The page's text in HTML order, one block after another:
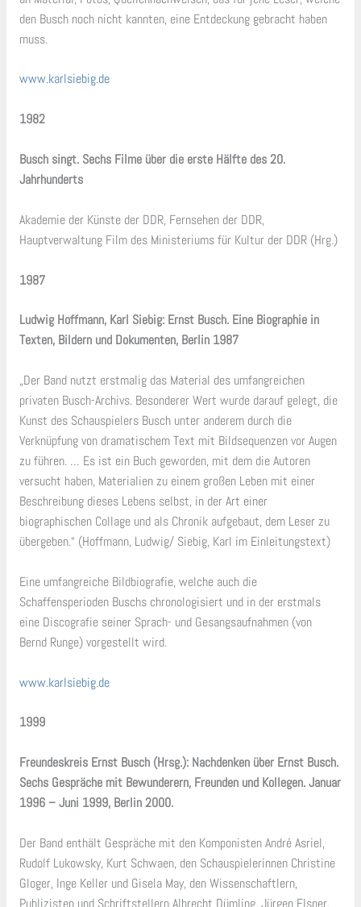
den Busch noch nicht kannten, eine Entdeckung gebracht haben
muss.
www.karlsiebig.de
1982
Busch singt. Sechs Filme über die erste Hälfte des 20.
Jahrhunderts
Akademie der Künste der DDR, Fernsehen der DDR,
Hauptverwaltung Film des Ministeriums für Kultur der DDR (Hrg.)
1987
Ludwig Hoffmann, Karl Siebig: Ernst Busch. Eine Biographie in
Texten, Bildern und Dokumenten, Berlin 1987
„Der Band nutzt erstmalig das Material des umfangreichen
privaten Busch-Archivs. Besonderer Wert wurde darauf gelegt, die
Kunst des Schauspielers Busch unter anderem durch die
Verknüpfung von dramatischem Text mit Bildsequenzen vor Augen
zu führen. … Es ist ein Buch geworden, mit dem die Autoren
versucht haben, Materialien zu einem großen Leben mit einer
Beschreibung dieses Lebens selbst, in der Art einer
biographischen Collage und als Chronik aufgebaut, dem Leser zu
übergeben.“ (Hoffmann, Ludwig/ Siebig, Karl im Einleitungstext)
Eine umfangreiche Bildbiografie, welche auch die
Schaffensperioden Buschs chronologisiert und in der erstmals
eine Discografie seiner Sprach- und Gesangsaufnahmen (von
Bernd Runge) vorgestellt wird.
www.karlsiebig.de
1999
Freundeskreis Ernst Busch (Hrsg.): Nachdenken über Ernst Busch.
Sechs Gespräche mit Bewunderern, Freunden und Kollegen. Januar
1996 – Juni 1999, Berlin 2000.
Der Band enthält Gespräche mit den Komponisten André Asriel,
Rudolf Lukowsky, Kurt Schwaen, den Schauspielerinnen Christine
Gloger, Inge Keller und Gisela May, den Wissenschaftlern,